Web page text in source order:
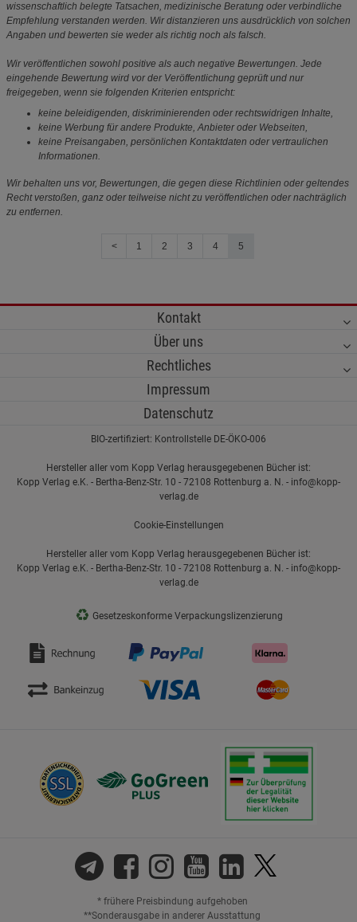
wissenschaftlich belegte Tatsachen, medizinische Beratung oder verbindliche
Empfehlung verstanden werden. Wir distanzieren uns ausdrücklich von solchen
Angaben und bewerten sie weder als richtig noch als falsch.
Wir veröffentlichen sowohl positive als auch negative Bewertungen. Jede
eingehende Bewertung wird vor der Veröffentlichung geprüft und nur
freigegeben, wenn sie folgenden Kriterien entspricht:
keine beleidigenden, diskriminierenden oder rechtswidrigen Inhalte,
keine Werbung für andere Produkte, Anbieter oder Webseiten,
keine Preisangaben, persönlichen Kontaktdaten oder vertraulichen
Informationen.
Wir behalten uns vor, Bewertungen, die gegen diese Richtlinien oder geltendes
Recht verstoßen, ganz oder teilweise nicht zu veröffentlichen oder nachträglich
zu entfernen.
< 1 2 3 4 5
Kontakt
Über uns
Rechtliches
Impressum
Datenschutz
BIO-zertifiziert: Kontrollstelle DE-ÖKO-006
Hersteller aller vom Kopp Verlag herausgegebenen Bücher ist:
Kopp Verlag e.K. - Bertha-Benz-Str. 10 - 72108 Rottenburg a. N. - info@kopp-
verlag.de
Cookie-Einstellungen
Hersteller aller vom Kopp Verlag herausgegebenen Bücher ist:
Kopp Verlag e.K. - Bertha-Benz-Str. 10 - 72108 Rottenburg a. N. - info@kopp-
verlag.de
♻ Gesetzeskonforme Verpackungslizenzierung
* frühere Preisbindung aufgehoben
**Sonderausgabe in anderer Ausstattung